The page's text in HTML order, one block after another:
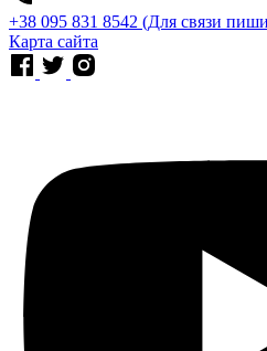
⁨+38 095 831 8542⁩ (Для связи
Карта сайта